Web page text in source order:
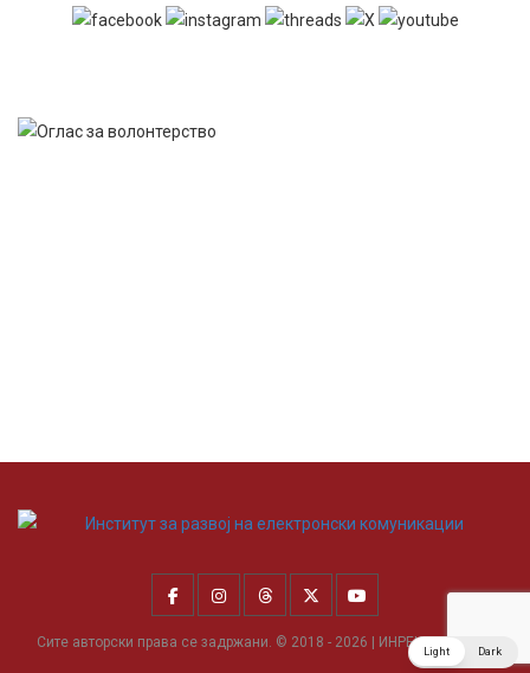
Сите авторски права се задржани. © 2018 - 2026 | ИНРЕКОМ Скопје
Light Dark